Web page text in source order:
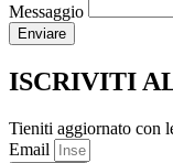
Messaggio
Enviare
ISCRIVITI
Tieniti aggiornato con
Email